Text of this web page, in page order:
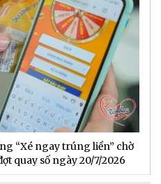
“Xé ngay trúng liền” chờ
số ngày 20/7/2026